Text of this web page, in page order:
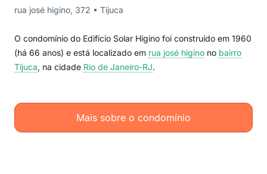
rua josé higino, 372 • Tijuca
O condomínio do Edificio Solar Higino foi construído em 1960
(há 66 anos) e está localizado em rua josé higino no bairro
Tijuca, na cidade Rio de Janeiro-RJ.
Mais sobre o condomínio